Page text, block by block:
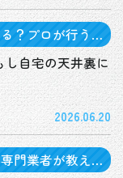
？プロが行う
し自宅の天井裏に
2026.06.20
門業者が教え